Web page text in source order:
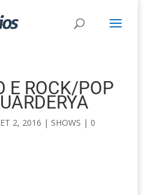
E ROCK/POP
2, 2016 | SHOWS | 0